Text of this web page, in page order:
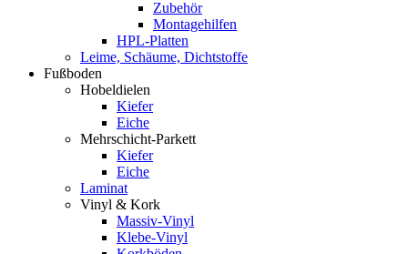
Zubehör
Montagehilfen
HPL-Platten
Leime, Schäume, Dichtstoffe
Fußboden
Hobeldielen
Kiefer
Eiche
Mehrschicht-Parkett
Kiefer
Eiche
Laminat
Vinyl & Kork
Massiv-Vinyl
Klebe-Vinyl